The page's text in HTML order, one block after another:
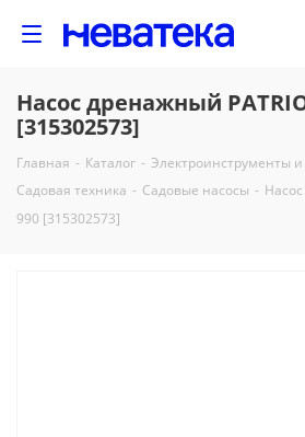
Насос дренажный
[315302573]
Главная - Каталог - Электроинструменты и
Садовая техника - Садовые насосы -
990 [315302573]